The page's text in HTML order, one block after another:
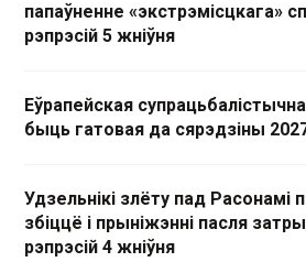
папаўненне «экстрэмісцкага»
рэпрэсій 5 жніўня
Еўрапейская
быць гатовая да сярэдзіны
Удзельнікі злёту пад Расонамі
збіццё і прыніжэнні пасля
рэпрэсій 4 жніўня